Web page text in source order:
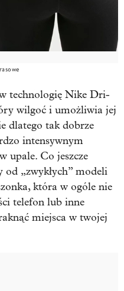
technologię Nike Dri-
wilgoć i umożliwia jej
dlatego tak dobrze
intensywnym
upale. Co jeszcze
„zwykłych” modeli
która w ogóle nie
telefon lub inne
miejsca w twojej